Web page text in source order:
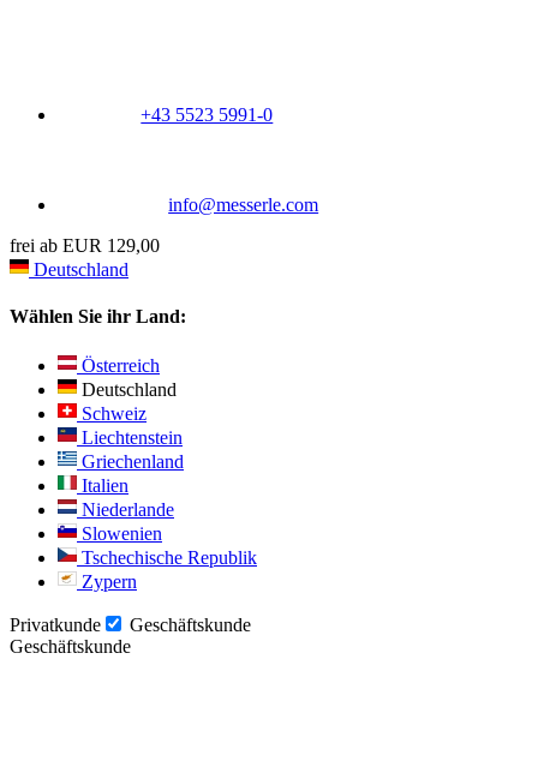
+43 5523 5991-0
info@messerle.com
frei ab EUR 129,00
Deutschland
Wählen Sie ihr Land:
Österreich
Deutschland
Schweiz
Liechtenstein
Griechenland
Italien
Niederlande
Slowenien
Tschechische Republik
Zypern
Privatkunde
Geschäftskunde
Geschäftskunde